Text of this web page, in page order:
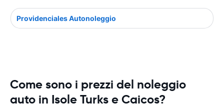
Providenciales Autonoleggio
Come sono i prezzi del noleggio
auto in Isole Turks e Caicos?